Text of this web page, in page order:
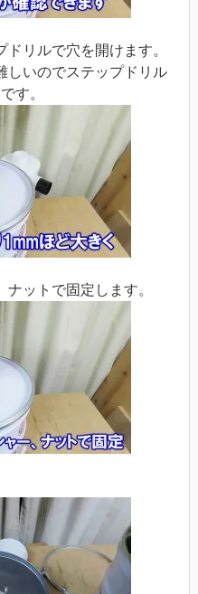
リルで穴を開けます。
しいのでステップドリル
す。
ットで固定します。